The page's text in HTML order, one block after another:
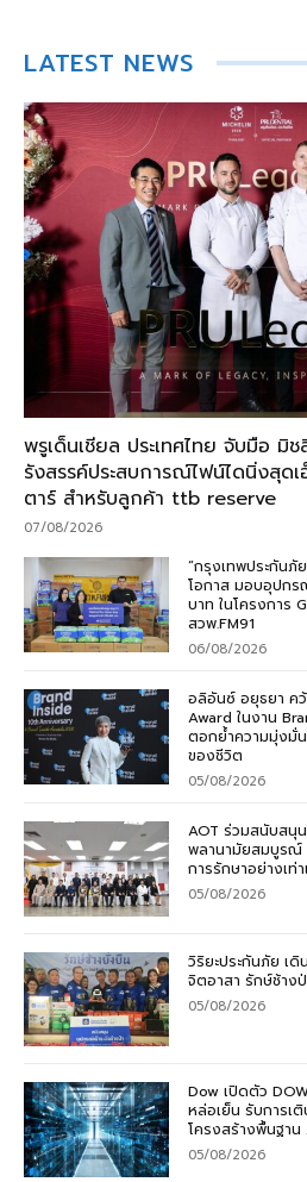
LATEST NEWS
พรูเด็นเชียล ประเทศไทย จับมือ มิช
รังสรรค์ประสบการณ์ไฟน์ไดนิ่งสุด
ตาร์ สำหรับลูกค้า ttb reserve
07/08/2026
“กรุงเทพประกันภั
โอกาส มอบอุปก
บาท ในโครงการ
สวพ.FM91
06/08/2026
อลิอันซ์ อยุธยา ค
Award ในงาน
ตอกย้ำความมุ่งมั่น
ของชีวิต
05/08/2026
AOT ร่วมสนับสนุ
พลานามัยสมบูรณ์
การรักษาอย่างเท่
05/08/2026
วิริยะประกันภัย เ
จิตอาสา รักษ์ช้าง
05/08/2026
Dow เปิดตัว
หล่อเย็น รับการเ
โครงสร้างพื้นฐาน
05/08/2026